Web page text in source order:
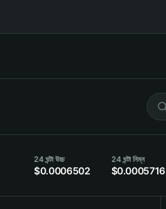
24 ঘন্টা উচ্চ
$0.0006502
24 ঘন্টা নিম্ন
$0.0005716